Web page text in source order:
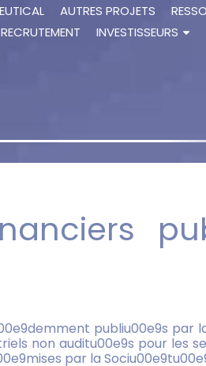
AUTRES PROJETS
RECRUTEMENT
INVESTISSEURS
publiu00e9s par
non auditu00e9s pour les
par la